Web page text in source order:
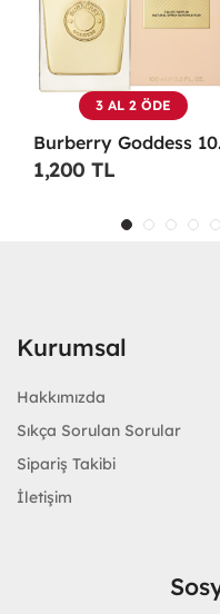
3 AL 2 ÖDE
1,200 TL
Kurumsal
Hakkımızda
Sıkça Sorulan Sorular
Sipariş Takibi
İletişim